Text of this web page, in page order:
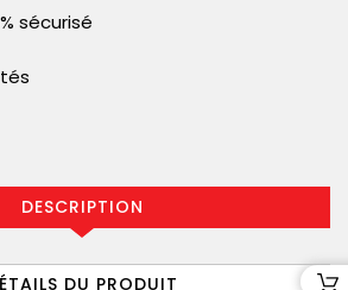
sécurisé
DESCRIPTION
DU PRODUIT